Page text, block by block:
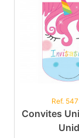
Ref.
Convites
Unid